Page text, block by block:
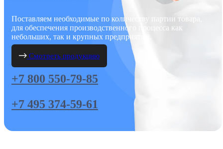
Поставляем необходимые по количеству партии товара,
для обеспечения производственного процесса как
небольших, так и крупных предприятий.
Смотреть продукцию
+7 800 550-79-85
+7 495 374-59-61